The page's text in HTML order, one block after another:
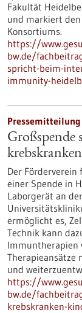
Fakultät
und markiert
Konsortiums.
https://
bw.de/
spricht-beim-
immunity-
Pressemitteilung
Großspende
Der
einer Spende in
Laborgerät an
ermöglicht es,
Technik kann
Immuntherapien
Therapieansätze
und
https://
bw.de/
krebskranken-